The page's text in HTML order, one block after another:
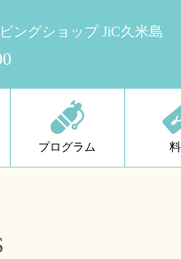
ングショップ JiC久米島
プログラム